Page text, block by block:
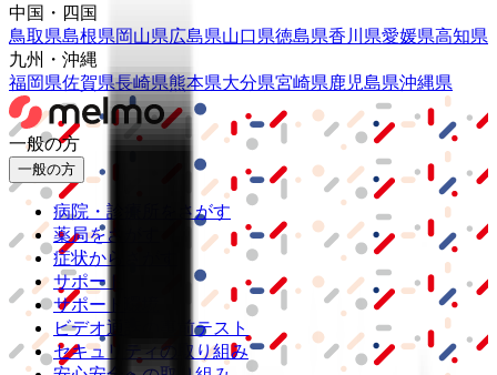
中国・四国
鳥取県島根県岡山県広島県山口県徳島県香川県愛媛県高知県
九州・沖縄
福岡県佐賀県長崎県熊本県大分県宮崎県鹿児島県沖縄県
一般の方
一般の方
病院・診療所をさがす
薬局をさがす
症状からさがす
サポート
サポート環境
ビデオ通話の事前テスト
セキュリティの取り組み